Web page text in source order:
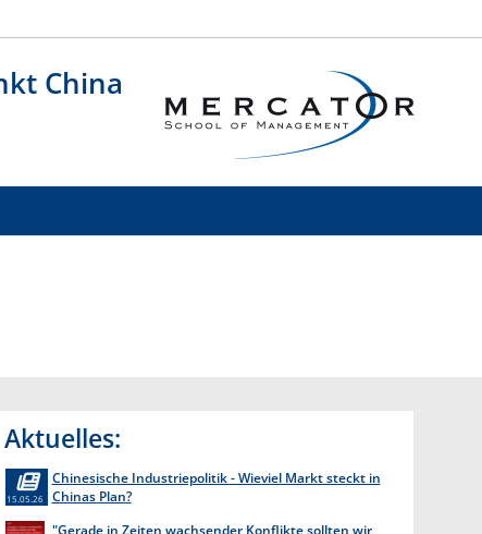
China
Aktuelles:
Chinesische Industriepolitik - Wieviel Markt steckt in
Chinas Plan?
15.05.26
"Gerade in Zeiten wachsender Konflikte sollten wir